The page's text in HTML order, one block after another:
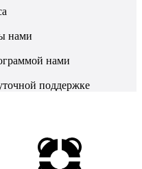
нами
нами
поддержке